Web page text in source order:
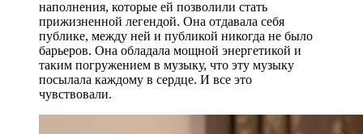
наполнения, которые ей позволили стать
прижизненной легендой. Она отдавала себя
публике, между ней и публикой никогда не было
барьеров. Она обладала мощной энергетикой и
таким погружением в музыку, что эту музыку
посылала каждому в сердце. И все это
чувствовали.